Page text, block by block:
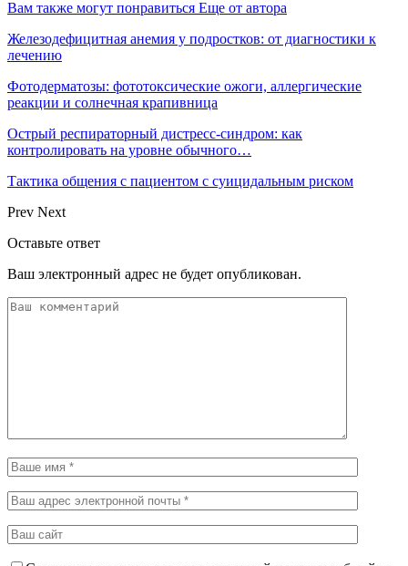
Вам также могут понравиться Еще от автора
Железодефицитная анемия у подростков: от диагностики к
лечению
Фотодерматозы: фототоксические ожоги, аллергические
реакции и солнечная крапивница
Острый респираторный дистресс-синдром: как
контролировать на уровне обычного…
Тактика общения с пациентом с суицидальным риском
Prev Next
Оставьте ответ
Ваш электронный адрес не будет опубликован.